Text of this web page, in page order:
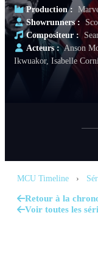
Production :
Showrunners :
Compositeur :
Acteurs : Anson
Ikwuakor, Isabelle
MCU Timeline ›
Retour à la
Voir toutes les